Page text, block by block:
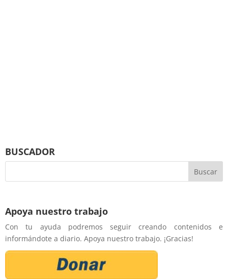
BUSCADOR
Apoya nuestro trabajo
Con tu ayuda podremos seguir creando contenidos e
informándote a diario. Apoya nuestro trabajo. ¡Gracias!